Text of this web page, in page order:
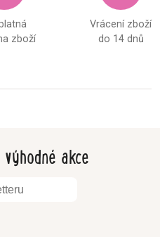
zboží
Vrácení zboží
do 14 dnů
akce